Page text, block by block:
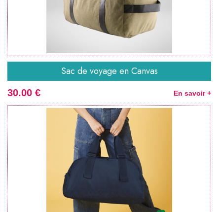
Sac de voyage en Canvas
30.00 € En savoir +